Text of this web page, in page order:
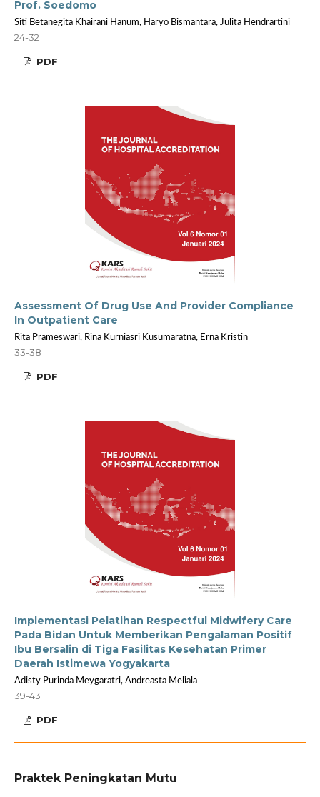
Prof. Soedomo
Siti Betanegita Khairani Hanum, Haryo Bismantara, Julita Hendrartini
24-32
PDF
Assessment Of Drug Use And Provider Compliance
In Outpatient Care
Rita Prameswari, Rina Kurniasri Kusumaratna, Erna Kristin
33-38
PDF
Implementasi Pelatihan Respectful Midwifery Care
Pada Bidan Untuk Memberikan Pengalaman Positif
Ibu Bersalin di Tiga Fasilitas Kesehatan Primer
Daerah Istimewa Yogyakarta
Adisty Purinda Meygaratri, Andreasta Meliala
39-43
PDF
Praktek Peningkatan Mutu